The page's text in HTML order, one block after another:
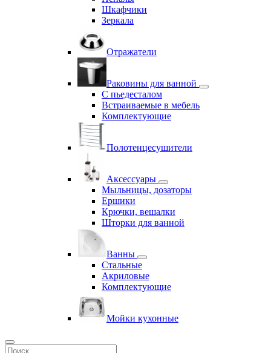
Шкафчики
Зеркала
Отражатели
Раковины для ванной
С пьедесталом
Встраиваемые в мебель
Комплектующие
Полотенцесушители
Аксессуары
Мыльницы, дозаторы
Ершики
Крючки, вешалки
Шторки для ванной
Ванны
Стальные
Акриловые
Комплектующие
Мойки кухонные